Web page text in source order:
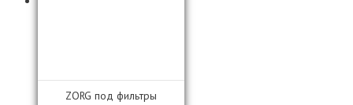
ZORG под фильтры